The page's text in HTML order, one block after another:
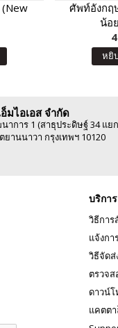
ศัพท์อังกฤ
น้อ
หยิ
มไอเอส จำกัด
าการ 1 (สาธุประดิษฐ์ 34 แย
ยานนาวา กรุงเทพฯ 10120
บริกา
วิธีการ
แจ้งกา
วิธีจัด
ตรวจ
ดาวน์โ
แคตต